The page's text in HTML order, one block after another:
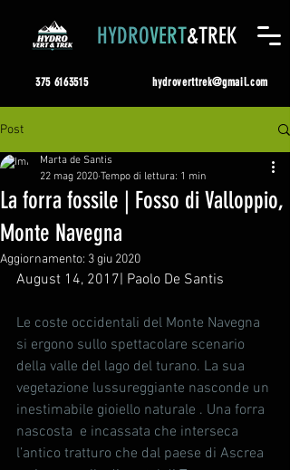
HYDROVERT&TREK
375 6163515 hydroverttrek@gmail.com
Post
La forra fossile | Fosso di Valloppio,
Monte Navegna
Marta de Santis
22 mag 2020 Tempo di lettura: 1 min
Aggiornamento: 3 giu 2020
August 14, 2017| Paolo De Santis
Le coste occidentali del Monte Navegna
si ergono sullo spettacolare scenario
della valle del lago del turano. La sua
vegetazione lussureggiante nasconde un
inestimabile gioiello naturale . Una forra
nascosta  e incassata che interseca
l’antico tratturo che dal paese di Ascrea